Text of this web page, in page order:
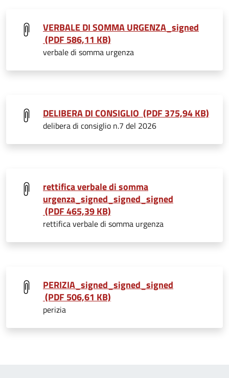
VERBALE DI SOMMA URGENZA_signed
(PDF 586,11 KB)
verbale di somma urgenza
DELIBERA DI CONSIGLIO (PDF 375,94 KB)
delibera di consiglio n.7 del 2026
rettifica verbale di somma
urgenza_signed_signed_signed
(PDF 465,39 KB)
rettifica verbale di somma urgenza
PERIZIA_signed_signed_signed
(PDF 506,61 KB)
perizia